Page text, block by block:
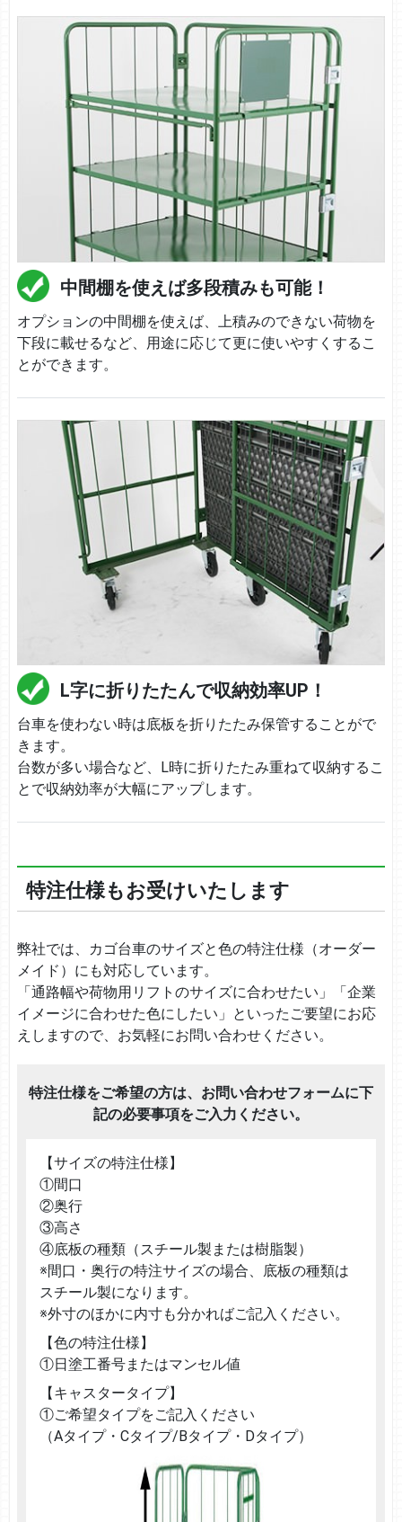
中間棚を使えば多段積みも可能！
オプションの中間棚を使えば、上積みのできない荷物を
下段に載せるなど、用途に応じて更に使いやすくするこ
とができます。
L字に折りたたんで収納効率UP！
台車を使わない時は底板を折りたたみ保管することがで
きます。
台数が多い場合など、L時に折りたたみ重ねて収納するこ
とで収納効率が大幅にアップします。
特注仕様もお受けいたします
弊社では、カゴ台車のサイズと色の特注仕様（オーダー
メイド）にも対応しています。
「通路幅や荷物用リフトのサイズに合わせたい」「企業
イメージに合わせた色にしたい」といったご要望にお応
えしますので、お気軽にお問い合わせください。
特注仕様をご希望の方は、お問い合わせフォームに下
記の必要事項をご入力ください。
【サイズの特注仕様】
①間口
②奥行
③高さ
④底板の種類（スチール製または樹脂製）
※間口・奥行の特注サイズの場合、底板の種類は
スチール製になります。
※外寸のほかに内寸も分かればご記入ください。
【色の特注仕様】
①日塗工番号またはマンセル値
【キャスタータイプ】
①ご希望タイプをご記入ください
（Aタイプ・Cタイプ/Bタイプ・Dタイプ）